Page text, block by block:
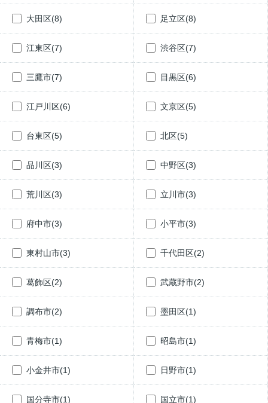
大田区(8) 足立区(8)
江東区(7) 渋谷区(7)
三鷹市(7) 目黒区(6)
江戸川区(6) 文京区(5)
台東区(5) 北区(5)
品川区(3) 中野区(3)
荒川区(3) 立川市(3)
府中市(3) 小平市(3)
東村山市(3) 千代田区(2)
葛飾区(2) 武蔵野市(2)
調布市(2) 墨田区(1)
青梅市(1) 昭島市(1)
小金井市(1) 日野市(1)
国分寺市(1) 国立市(1)